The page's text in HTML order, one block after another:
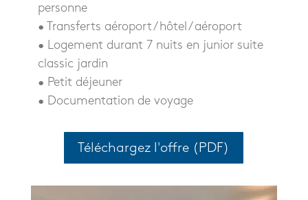
personne
• Transferts aéroport / hôtel / aéroport
• Logement durant 7 nuits en junior suite
classic jardin
• Petit déjeuner
• Documentation de voyage
Téléchargez l'offre (PDF)